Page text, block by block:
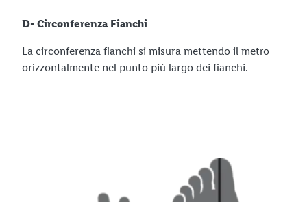
D- Circonferenza Fianchi
La circonferenza fianchi si misura mettendo il metro
orizzontalmente nel punto più largo dei fianchi.